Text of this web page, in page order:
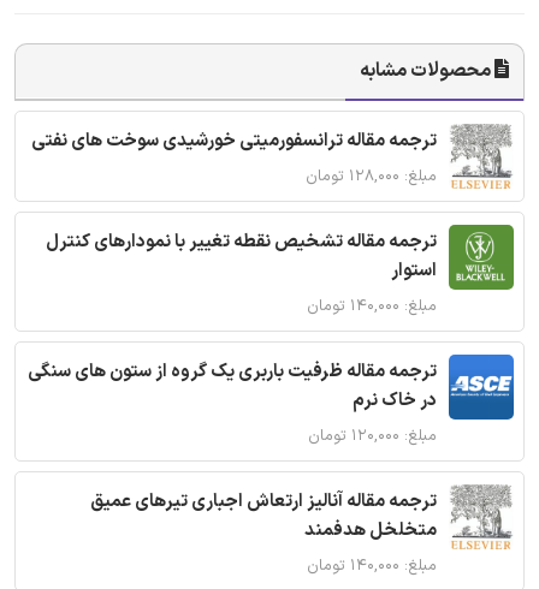
محصولات مشابه
ترجمه مقاله ترانسفورمیتی خورشیدی سوخت های نفتی
مبلغ: ۱۲۸,۰۰۰ تومان
ترجمه مقاله تشخیص نقطه تغییر با نمودارهای کنترل
استوار
مبلغ: ۱۴۰,۰۰۰ تومان
ترجمه مقاله ظرفیت باربری یک گروه از ستون های سنگی
در خاک نرم
مبلغ: ۱۲۰,۰۰۰ تومان
ترجمه مقاله آنالیز ارتعاش اجباری تیرهای عمیق
متخلخل هدفمند
مبلغ: ۱۴۰,۰۰۰ تومان